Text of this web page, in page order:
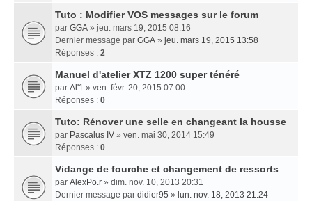
Tuto : Modifier VOS messages sur le forum
par GGA » jeu. mars 19, 2015 08:16
Dernier message par GGA » jeu. mars 19, 2015 13:58
Réponses : 2
Manuel d'atelier XTZ 1200 super ténéré
par Al'1 » ven. févr. 20, 2015 07:00
Réponses : 0
Tuto: Rénover une selle en changeant la housse
par Pascalus IV » ven. mai 30, 2014 15:49
Réponses : 0
Vidange de fourche et changement de ressorts
par AlexPo.r » dim. nov. 10, 2013 20:31
Dernier message par didier95 » lun. nov. 18, 2013 21:24